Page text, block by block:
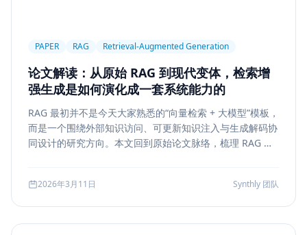
PAPER RAG Retrieval-Augmented Generation
论文解读：从原始 RAG 到现代变体，检索增
强生成是如何演化成一套系统能力的
RAG 最初并不是今天大家熟悉的“向量检索 + 大模型”模板，
而是一个围绕外部知识访问、可更新知识注入与生成解码协
同设计的研究方向。本文回到原始论文脉络，梳理 RAG 如
retrieval 等现代变体，并总结其中真正持续成立的工程原
则。
2026年3月11日 Synthly 团队